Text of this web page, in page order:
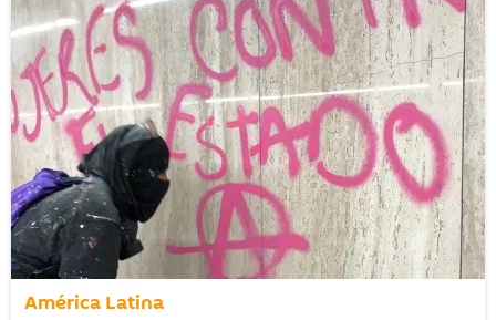
América Latina